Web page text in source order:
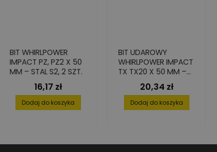
BIT WHIRLPOWER
IMPACT PZ, PZ2 X 50
MM – STAL S2, 2 SZT.
Cena
16,17 zł
Dodaj do koszyka
BIT UDAROWY
WHIRLPOWER IMPACT
TX TX20 X 50 MM –
WYSOKA PRECYZJA I
ODPORNOŚĆ NA
PĘKANIE
Cena
20,34 zł
Dodaj do koszyka